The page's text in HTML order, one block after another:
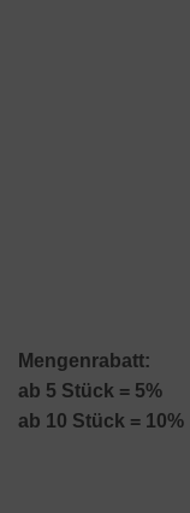
Mengenrabatt:
ab 5 Stück = 5%
ab 10 Stück = 10%